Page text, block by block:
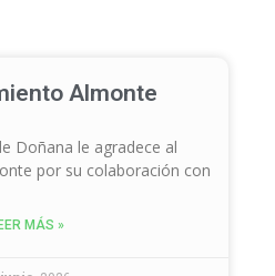
Almonte
Doñana le agradece al
por su colaboración con
MÁS »